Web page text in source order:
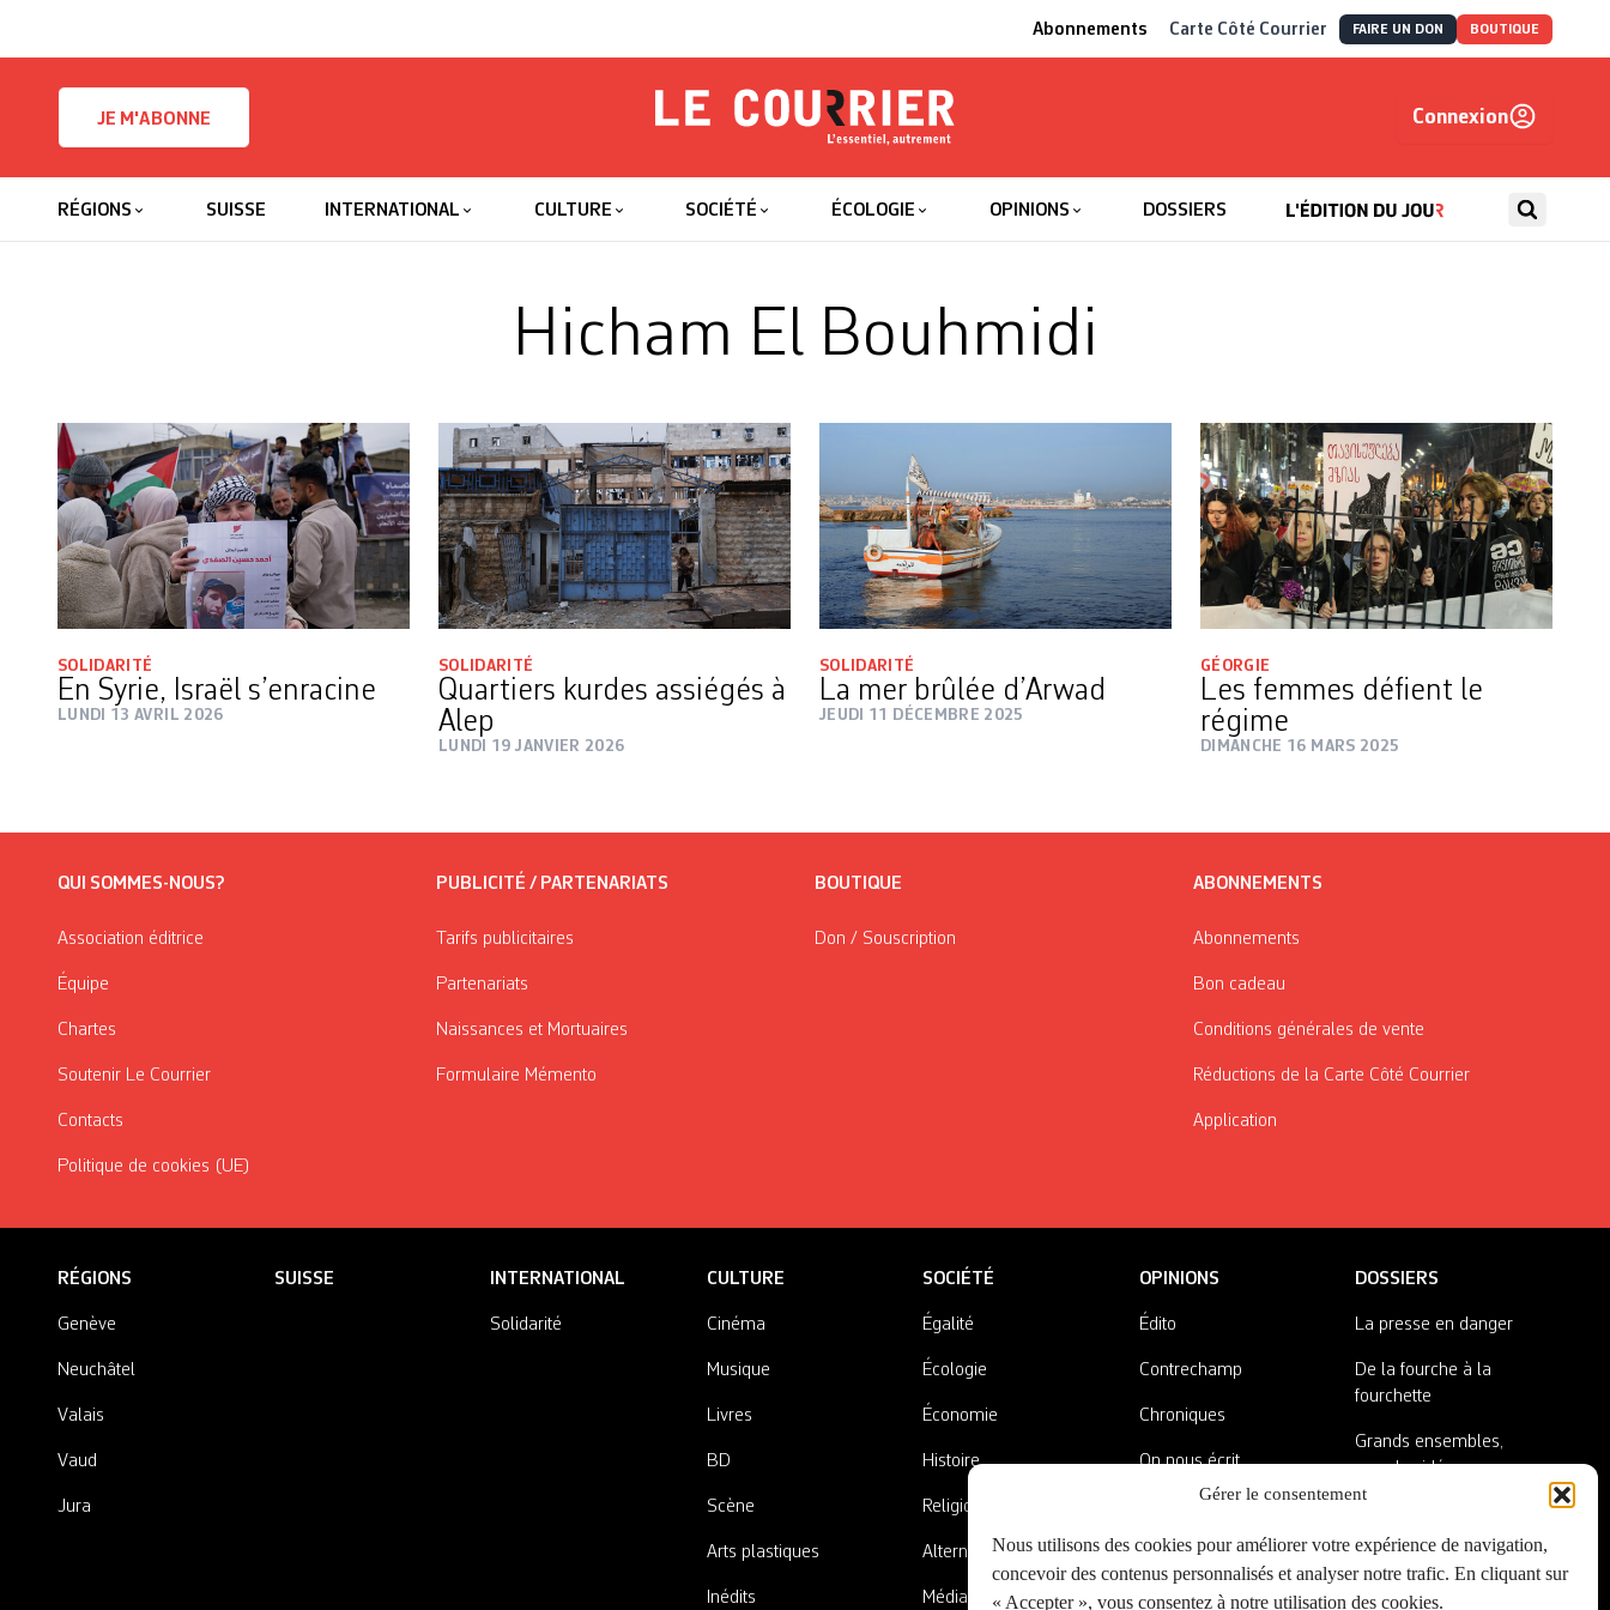
Gérer le consentement
Nous utilisons des cookies pour améliorer votre expérience de navigation,
concevoir des contenus personnalisés et analyser notre trafic. En cliquant sur
« Accepter », vous consentez à notre utilisation des cookies.
Abonnements Carte Côté Courrier FAIRE UN DON BOUTIQUE
JE M'ABONNE
Le Courrier
Connexion
RÉGIONS SUISSE INTERNATIONAL CULTURE SOCIÉTÉ ÉCOLOGIE OPINIONS DOSSIERS
Hicham El Bouhmidi
SOLIDARITÉ
En Syrie, Israël s’enracine
LUNDI 13 AVRIL 2026
SOLIDARITÉ
Quartiers kurdes assiégés à
Alep
LUNDI 19 JANVIER 2026
SOLIDARITÉ
La mer brûlée d’Arwad
JEUDI 11 DÉCEMBRE 2025
GÉORGIE
Les femmes défient le
régime
DIMANCHE 16 MARS 2025
QUI SOMMES-NOUS?
Association éditrice
Équipe
Chartes
Soutenir Le Courrier
Contacts
Politique de cookies (UE)
PUBLICITÉ / PARTENARIATS
Tarifs publicitaires
Partenariats
Naissances et Mortuaires
Formulaire Mémento
BOUTIQUE
Don / Souscription
ABONNEMENTS
Abonnements
Bon cadeau
Conditions générales de vente
Réductions de la Carte Côté Courrier
Application
RÉGIONS
Genève
Neuchâtel
Valais
Vaud
Jura
SUISSE INTERNATIONAL
Solidarité
CULTURE
Cinéma
Musique
Livres
BD
Scène
Arts plastiques
Inédits
SOCIÉTÉ
Égalité
Écologie
Économie
Histoire
Religions
Alternatives
Médias
OPINIONS
Édito
Contrechamp
Chroniques
On nous écrit
A côté de la plaque
DOSSIERS
La presse en danger
De la fourche à la
fourchette
Grands ensembles,
grandes idées